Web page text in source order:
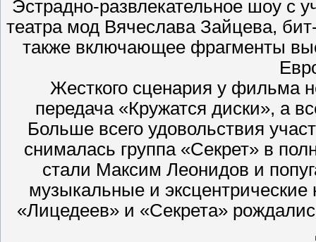
Эстрадно-развлекательное шоу с
театра мод Вячеслава Зайцева,
также включающее фрагменты
Жесткого сценария у фильма
передача «Кружатся диски», а
Больше всего удовольствия
снималась группа «Секрет» в
стали Максим Леонидов и
музыкальные и
«Лицедеев» и «Секрета»